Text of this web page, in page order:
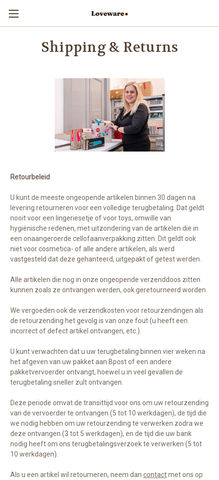
Shipping & Returns
Retourbeleid
U kunt de meeste ongeopende artikelen binnen 30 dagen na
levering retourneren voor een volledige terugbetaling. Dat geldt
nooit voor een lingeriesetje of voor toys, omwille van
hygiënische redenen, met uitzondering van de artikelen die in
een onaangeroerde cellofaanverpakking zitten. Dit geldt ook
niet voor cosmetica- of alle andere artikelen, als werd
vastgesteld dat deze gehanteerd, uitgepakt of getest werden.
Alle artikelen die nog in onze ongeopende verzenddoos zitten
kunnen zoals ze ontvangen werden, ook geretourneerd worden.
We vergoeden ook de verzendkosten voor retourzendingen als
de retourzending het gevolg is van onze fout (u heeft een
incorrect of defect artikel ontvangen, etc.).
U kunt verwachten dat u uw terugbetaling binnen vier weken na
het afgeven van uw pakket aan Bpost of een andere
pakketvervoerder ontvangt, hoewel u in veel gevallen de
terugbetaling sneller zult ontvangen.
Deze periode omvat de transittijd voor ons om uw retourzending
van de vervoerder te ontvangen (5 tot 10 werkdagen), de tijd die
we nodig hebben om uw retourzending te verwerken zodra we
deze ontvangen (3 tot 5 werkdagen), en de tijd die uw bank
nodig heeft om ons terugbetalingsverzoek te verwerken (5 tot
10 werkdagen).
Als u een artikel wil retourneren, neem dan contactmet ons op